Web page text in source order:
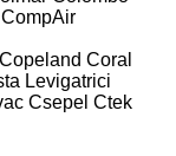
CompAir
Copeland Coral
Levigatrici
Csepel Ctek